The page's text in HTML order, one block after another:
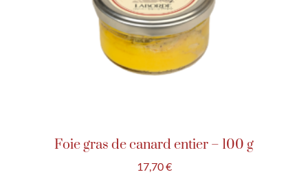
Foie gras de canard entier – 100 g
17,70€